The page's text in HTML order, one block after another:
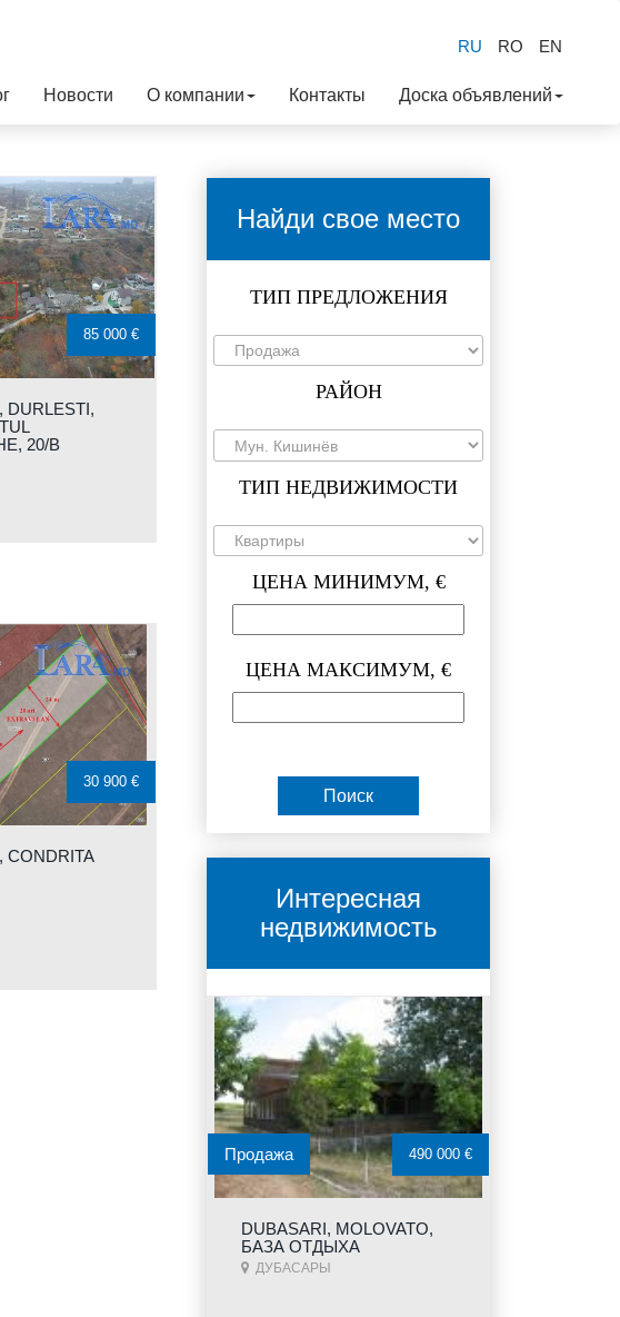
RU RO EN
Новости О компании Контакты Доска объявлений
DURLESTI,
20/B
85 000 €
CONDRITA
30 900 €
Найди свое место
ТИП ПРЕДЛОЖЕНИЯ
РАЙОН
ТИП НЕДВИЖИМОСТИ
ЦЕНА МИНИМУМ, €
ЦЕНА МАКСИМУМ, €
Интересная
недвижимость
DUBASARI, MOLOVATO,
БАЗА ОТДЫХА
ДУБАСАРЫ
Продажа 490 000 €